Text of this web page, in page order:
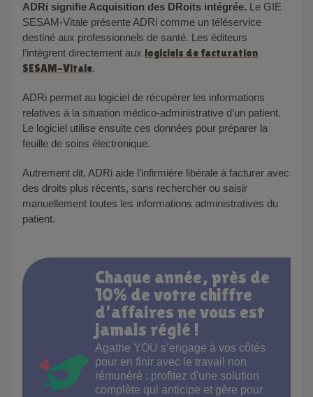
ADRi signifie Acquisition des DRoits intégrée. Le GIE
SESAM-Vitale présente ADRi comme un téléservice
destiné aux professionnels de santé. Les éditeurs
l’intègrent directement aux logiciels de facturation
SESAM-Vitale.
ADRi permet au logiciel de récupérer les informations
relatives à la situation médico-administrative d’un patient.
Le logiciel utilise ensuite ces données pour préparer la
feuille de soins électronique.
Autrement dit, ADRi aide l’infirmière libérale à facturer avec
des droits plus récents, sans rechercher ou saisir
manuellement toutes les informations administratives du
patient.
Chaque année, près de
10% de votre chiffre
d’affaires ne vous est
jamais réglé !
agathe YOU s’engage à vos côtés
pour en finir avec le travail non
rémunéré : profitez d'une solution
complète qui anticipe et gère pour